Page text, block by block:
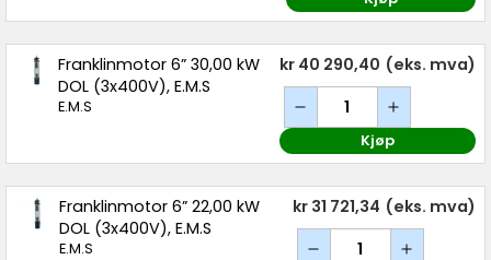
Franklinmotor 6” 30,00 kW
DOL (3x400V), E.M.S
E.M.S
kr 40 290,40 (eks. mva)
Kjøp
Franklinmotor 6” 22,00 kW
DOL (3x400V), E.M.S
E.M.S
kr 31 721,34 (eks. mva)